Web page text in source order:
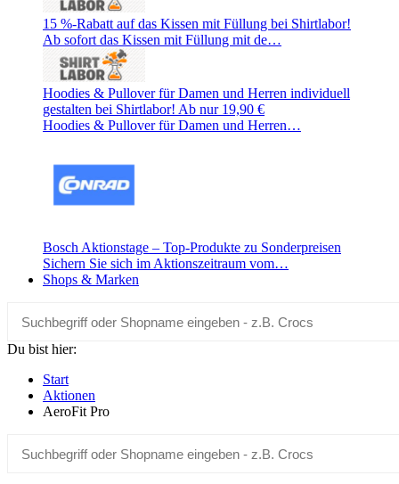
15 %-Rabatt auf das Kissen mit Füllung bei Shirtlabor!
Ab sofort das Kissen mit Füllung mit de…
Hoodies & Pullover für Damen und Herren individuell
gestalten bei Shirtlabor! Ab nur 19,90 €
Hoodies & Pullover für Damen und Herren…
Bosch Aktionstage – Top-Produkte zu Sonderpreisen
Sichern Sie sich im Aktionszeitraum vom…
Shops & Marken
Du bist hier:
Start
Aktionen
AeroFit Pro